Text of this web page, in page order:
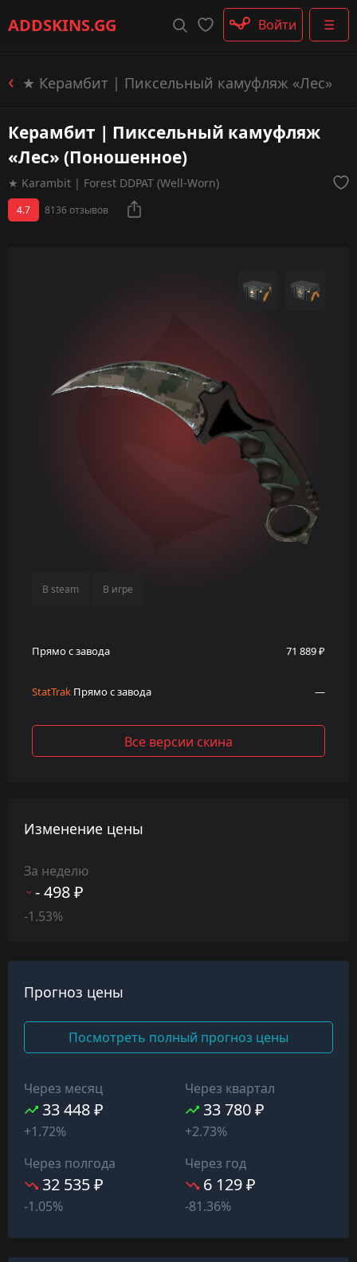
ADDSKINS.GG ☰
Пистолеты-пулемёты
Перчатки
Войти
★ Керамбит | Пиксельный камуфляж «Лес»
Керамбит | Пиксельный камуфляж
«Лес» (Поношенное)
★ Karambit | Forest DDPAT (Well-Worn)
4.7 8136 отзывов
В steam В игре
Прямо с завода 71 889 ₽
StatTrak Прямо с завода —
Все версии скина
Изменение цены
За неделю
- 498 ₽
-1.53%
Прогноз цены
Посмотреть полный прогноз цены
Через месяц
33 448 ₽
+1.72%
Через квартал
33 780 ₽
+2.73%
Через полгода
32 535 ₽
-1.05%
Через год
6 129 ₽
-81.36%